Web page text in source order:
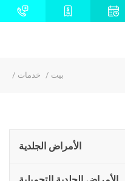
بيت خدمات
الأمراض الجلدية